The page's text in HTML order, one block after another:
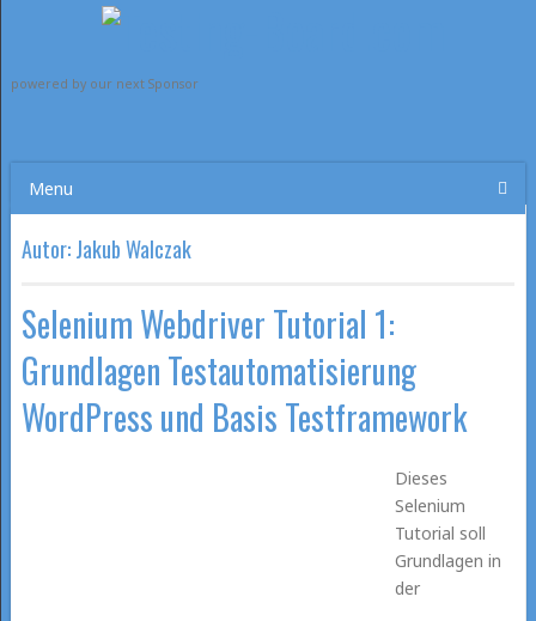
powered by our next Sponsor
Menu
Autor:Jakub Walczak
Selenium Webdriver Tutorial 1:
Grundlagen Testautomatisierung
WordPress und Basis Testframework
Dieses
Selenium
Tutorial soll
Grundlagen in
der